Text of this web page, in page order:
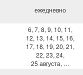
ежедневно
6, 7, 8, 9, 10, 11,
12, 13, 14, 15, 16,
17, 18, 19, 20, 21,
22, 23, 24,
25 августа, …